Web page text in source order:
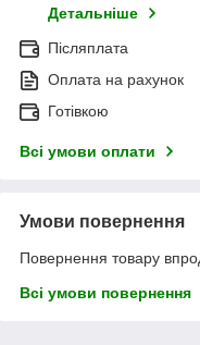
Детальніше
Післяплата
Оплата на рахунок
Готівкою
Всі умови оплати
Умови повернення
Повернення товару
Всі умови повернення